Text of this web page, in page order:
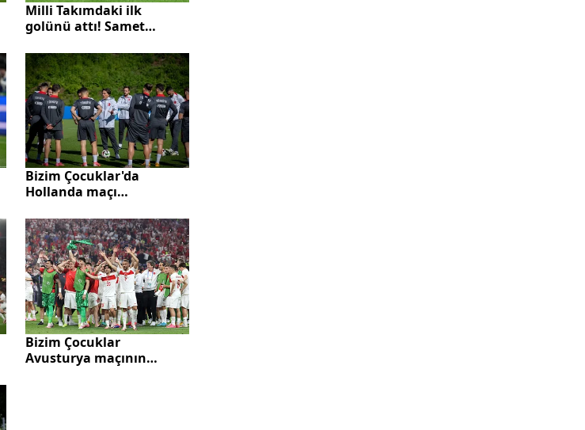
Milli Takımdaki ilk
golünü attı! Samet
secde ederek kutladı
Bizim Çocuklar'da
Hollanda maçı
Bizim Çocuklar
Avusturya maçının